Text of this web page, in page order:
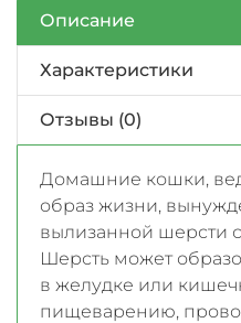
Описание
Характеристики
Отзывы (0)
Домашние кошки,
образ жизни,
вылизанной шерсти
Шерсть может
в желудке или
пищеварению,